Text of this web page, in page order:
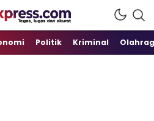
dan Akurat
Politik Kriminal